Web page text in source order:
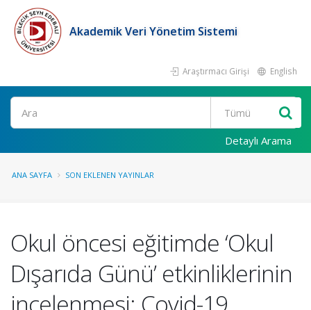
Akademik Veri Yönetim Sistemi
Araştırmacı Girişi English
Ara
Detaylı Arama
ANA SAYFA SON EKLENEN YAYINLAR
Okul öncesi eğitimde ‘Okul
Dışarıda Günü’ etkinliklerinin